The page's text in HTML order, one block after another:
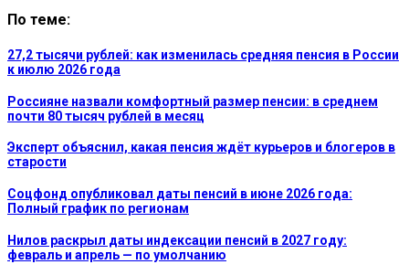
По теме:
27,2 тысячи рублей: как изменилась средняя пенсия в России
к июлю 2026 года
Россияне назвали комфортный размер пенсии: в среднем
почти 80 тысяч рублей в месяц
Эксперт объяснил, какая пенсия ждёт курьеров и блогеров в
старости
Соцфонд опубликовал даты пенсий в июне 2026 года:
Полный график по регионам
Нилов раскрыл даты индексации пенсий в 2027 году:
февраль и апрель — по умолчанию